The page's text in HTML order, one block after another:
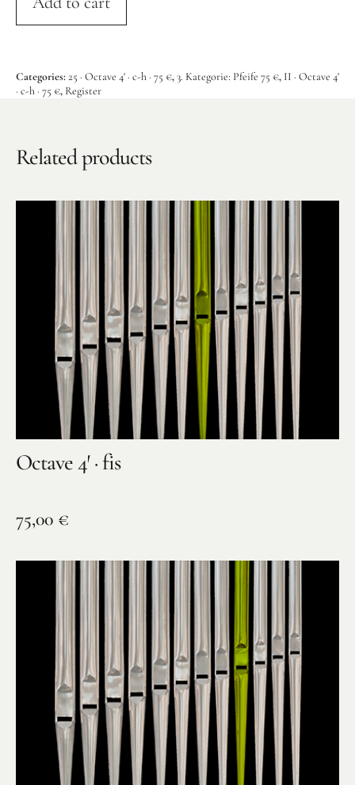
Orgelherbst 2022
Orgelherbst 2021
Categories:25 · Octave 4' · c-h · 75 €,3. Kategorie: Pfeife 75 €, II · Octave 4'
· c-h · 75 €, Register
Related products
Octave 4′ · fis
75,00 €